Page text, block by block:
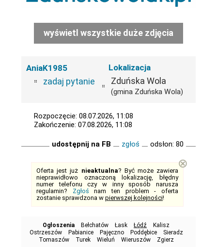
wyświetl wszystkie duże zdjęcia
AniaK1985
zadaj pytanie
Lokalizacja
Zduńska Wola
(gmina Zduńska Wola)
Rozpoczęcie: 08.07.2026, 11:08
Zakończenie: 07.08.2026, 11:08
udostępnij na FB zgłoś odsłon: 80
Oferta jest już nieaktualna? Być może zawiera
nieprawidłowo oznaczoną lokalizację, błędny
numer telefonu czy w inny sposób narusza
regulamin? Zgłoś nam ten problem - oferta
zostanie sprawdzona w pierwszej kolejności!
⊗
Ogłoszenia Bełchatów Łask Łódź
Kalisz
Ostrzeszów
Pabianice Pajęczno Poddębice
Sieradz
Tomaszów
Turek Wieluń Wieruszów Zgierz